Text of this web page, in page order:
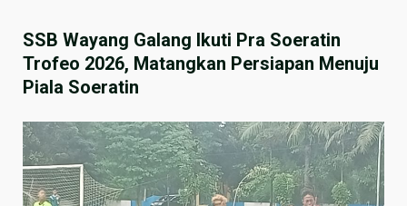
SSB Wayang Galang Ikuti Pra Soeratin
Trofeo 2026, Matangkan Persiapan Menuju
Piala Soeratin